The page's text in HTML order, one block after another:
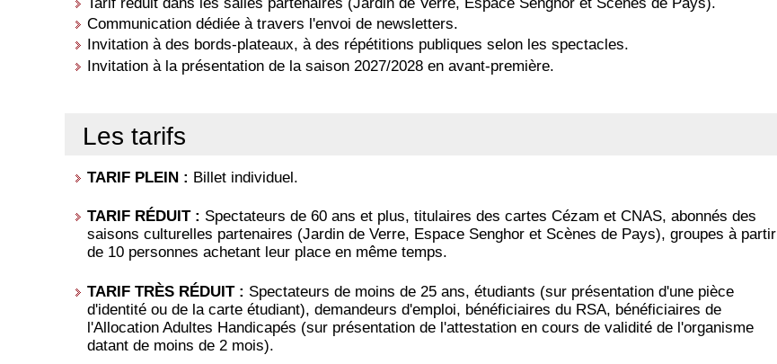
Communication dédiée à travers l'envoi de newsletters.
Invitation à des bords-plateaux, à des répétitions publiques selon les spectacles.
Invitation à la présentation de la saison 2027/2028 en avant-première.
Les tarifs
TARIF PLEIN : Billet individuel.
TARIF RÉDUIT : Spectateurs de 60 ans et plus, titulaires des cartes Cézam et CNAS, abonnés des
saisons culturelles partenaires (Jardin de Verre, Espace Senghor et Scènes de Pays), groupes à partir
de 10 personnes achetant leur place en même temps.
TARIF TRÈS RÉDUIT : Spectateurs de moins de 25 ans, étudiants (sur présentation d'une pièce
d'identité ou de la carte étudiant), demandeurs d'emploi, bénéficiaires du RSA, bénéficiaires de
l'Allocation Adultes Handicapés (sur présentation de l'attestation en cours de validité de l'organisme
datant de moins de 2 mois).